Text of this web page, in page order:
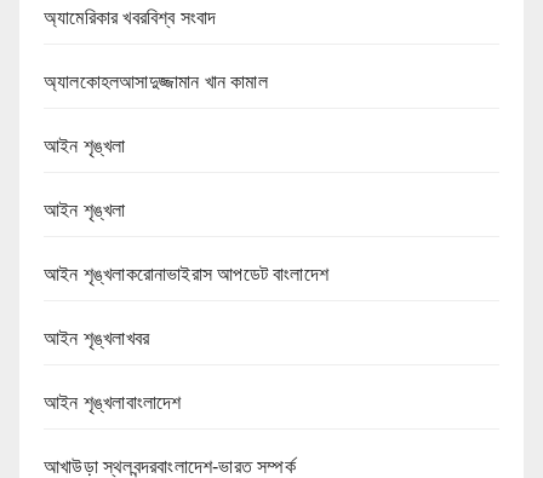
অ্যামেরিকার খবরবিশ্ব সংবাদ
অ্যালকোহলআসাদুজ্জামান খান কামাল
আইন শৃঙ্খলা
আইন শৃঙ্খলা
আইন শৃঙ্খলাকরোনাভাইরাস আপডেট বাংলাদেশ
আইন শৃঙ্খলাখবর
আইন শৃঙ্খলাবাংলাদেশ
আখাউড়া স্থলবন্দরবাংলাদেশ-ভারত সম্পর্ক